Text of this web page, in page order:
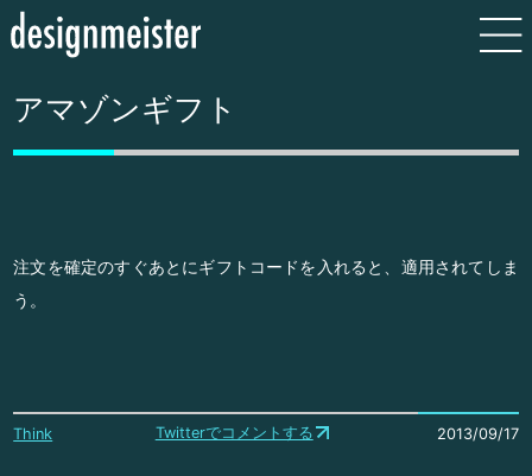
アマゾンギフト
注文を確定のすぐあとにギフトコードを入れると、適用されてしま
う。
Think Twitterでコメントする 2013/09/17